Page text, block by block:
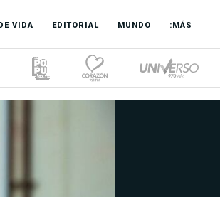
VIDA EDITORIAL MUNDO :MÁS